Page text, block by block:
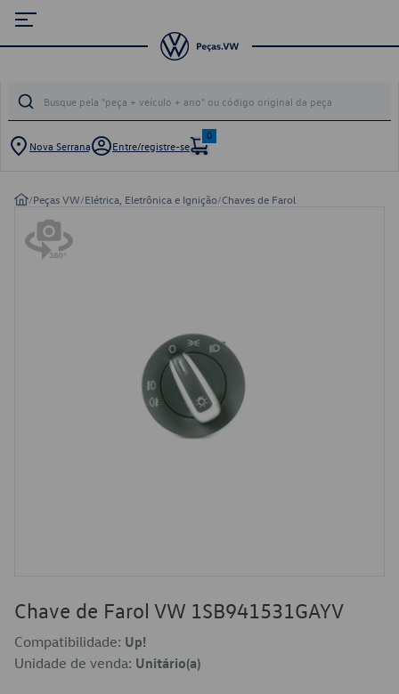
Nova Serrana Entre/registre-se
0
/Peças VW/Elétrica, Eletrônica e Ignição/Chaves de Farol
Chave de Farol VW 1SB941531GAYV
Compatibilidade: Up!
Unidade de venda: Unitário(a)